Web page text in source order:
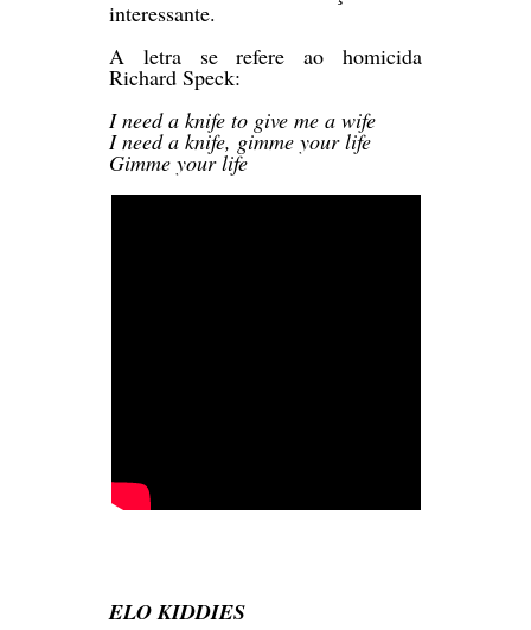
interessante.
A letra se refere ao homicida
Richard Speck:
I need a knife to give me a wife
I need a knife, gimme your life
Gimme your life
ELO KIDDIES